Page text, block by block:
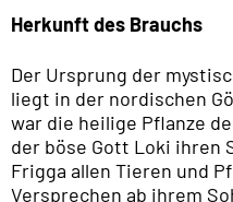
Herkunft des Brauchs
Der Ursprung der
liegt in der nordischen
war die heilige Pflanze
der böse Gott Loki ihren
Frigga allen Tieren und
Versprechen ab ihrem